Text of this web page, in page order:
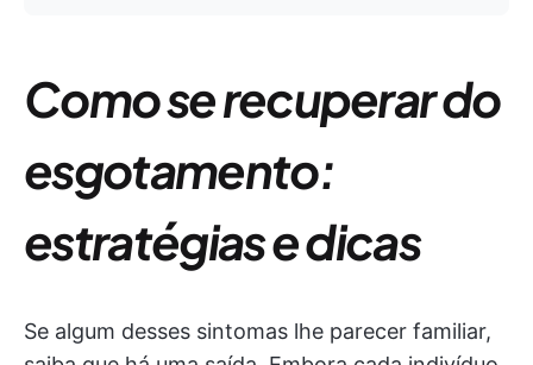
Como se recuperar do
esgotamento:
estratégias e dicas
Se algum desses sintomas lhe parecer familiar,